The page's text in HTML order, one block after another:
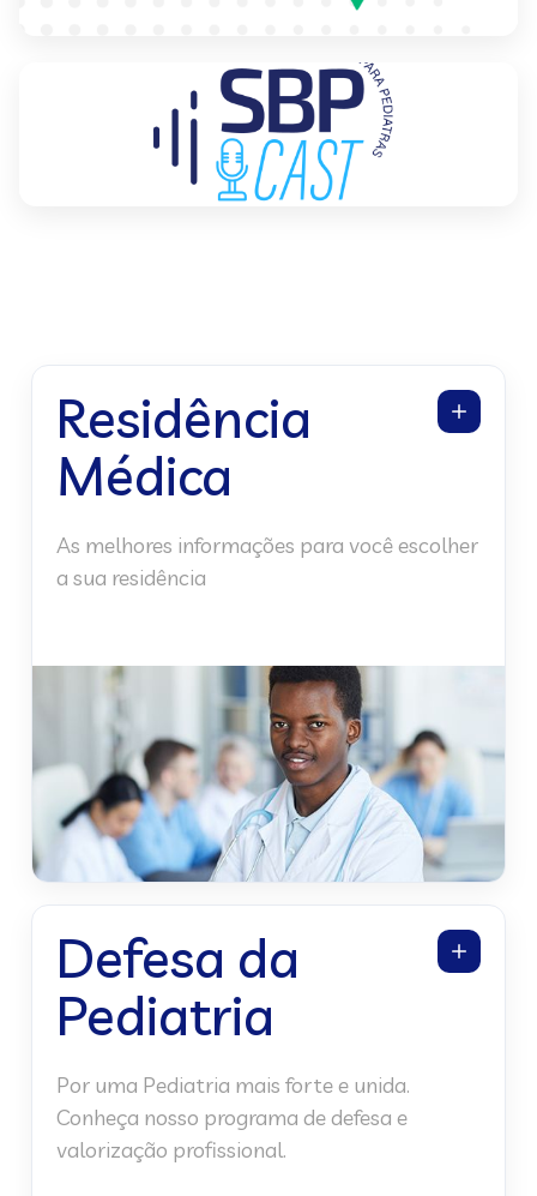
Residência
Médica
As melhores informações para você escolher
a sua residência
Defesa da
Pediatria
Por uma Pediatria mais forte e unida.
Conheça nosso programa de defesa e
valorização profissional.